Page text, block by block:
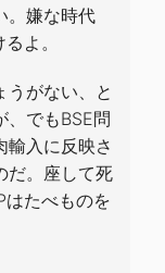
。嫌な時代
よ。
うがない、と
、でもBSE問
輸入に反映さ
だ。座して死
はたべものを